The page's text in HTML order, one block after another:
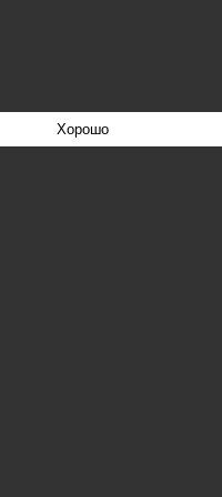
Хорошо